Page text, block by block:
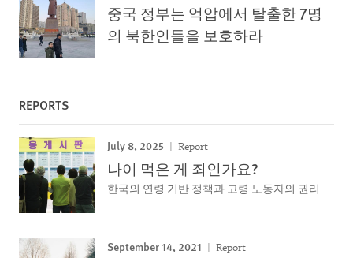
중국 정부는 억압에서 탈출한 7명
의 북한인들을 보호하라
REPORTS
July 8, 2025 Report
나이 먹은 게 죄인가요?
한국의 연령 기반 정책과 고령 노동자의 권리
September 14, 2021 Report